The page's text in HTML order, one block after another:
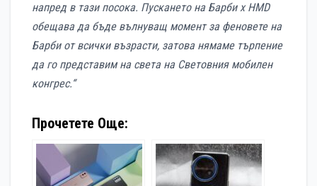
напред в тази посока. Пускането на Барби x HMD
обещава да бъде вълнуващ момент за феновете на
Барби от всички възрасти, затова нямаме търпение
да го представим на света на Световния мобилен
конгрес.“
Прочетете Още: